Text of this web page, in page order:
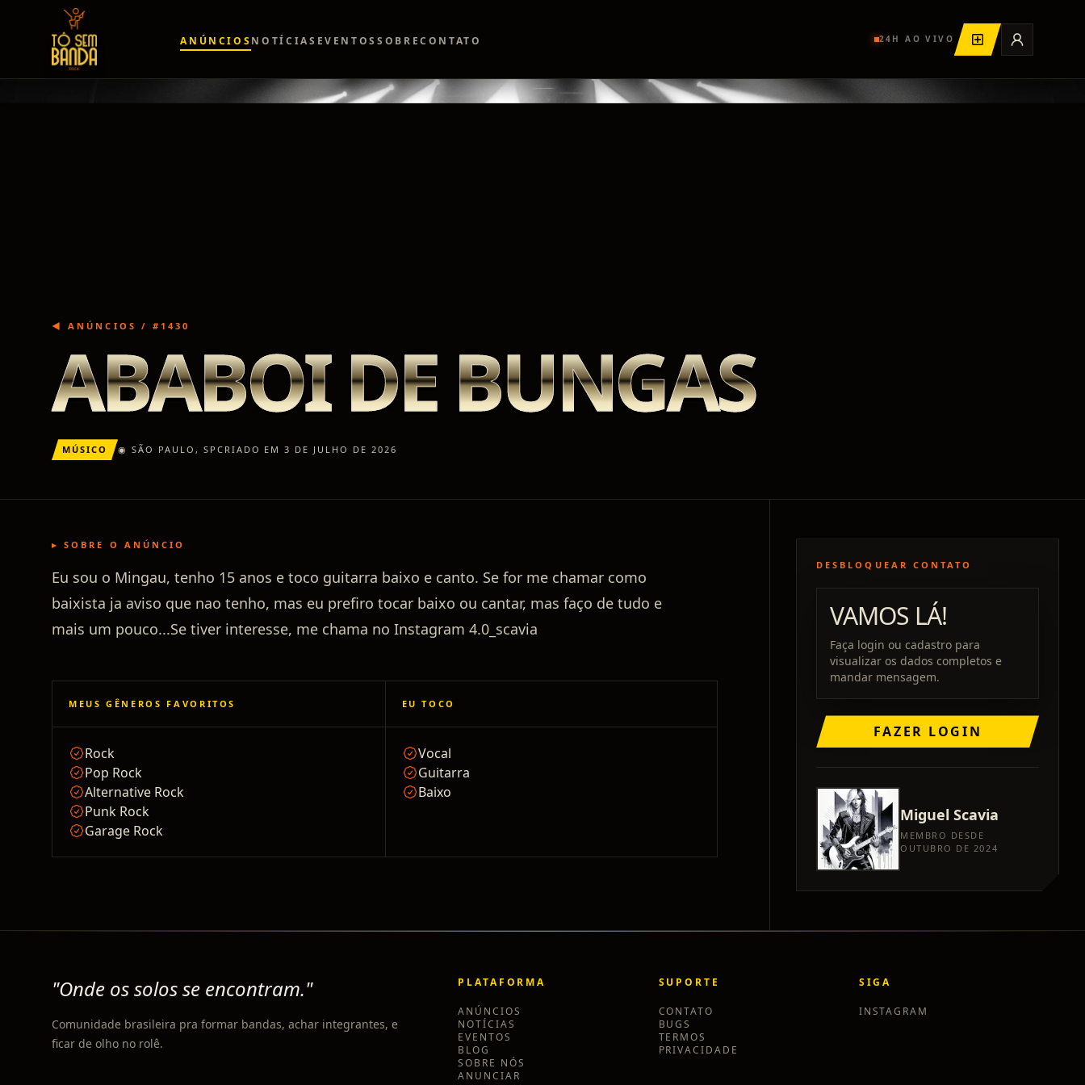
ANÚNCIOS NOTÍCIAS EVENTOSSOBRECONTATO 24H AO VIVO
◀ ANÚNCIOS / # 1430
ABABOI DE BUNGAS
MÚSICO ◉ SÃO PAULO , SP CRIADO EM 3 DE JULHO DE 2026
▸ SOBRE O ANÚNCIO
Eu sou o Mingau, tenho 15 anos e toco guitarra baixo e canto. Se for me chamar como
baixista ja aviso que nao tenho, mas eu prefiro tocar baixo ou cantar, mas faço de tudo e
mais um pouco...Se tiver interesse, me chama no Instagram 4.0_scavia
MEUS GÊNEROS FAVORITOS
Rock
Pop Rock
Alternative Rock
Punk Rock
Garage Rock
EU TOCO
Vocal
Guitarra
Baixo
DESBLOQUEAR CONTATO
VAMOS LÁ!
Faça login ou cadastro para
visualizar os dados completos e
mandar mensagem.
FAZER LOGIN
Miguel Scavia
MEMBRO DESDE
OUTUBRO DE 2024
"Onde os solos se encontram."
Comunidade brasileira pra formar bandas, achar integrantes, e
ficar de olho no rolê.
PLATAFORMA
ANÚNCIOS
NOTÍCIAS
EVENTOS
BLOG
SOBRE NÓS
ANUNCIAR
SUPORTE
CONTATO
BUGS
TERMOS
PRIVACIDADE
SIGA
INSTAGRAM